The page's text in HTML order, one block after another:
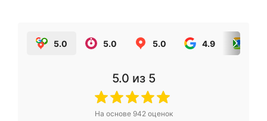
5.0 5.0 5.0 4.9
5.0 из 5
На основе 942оценок